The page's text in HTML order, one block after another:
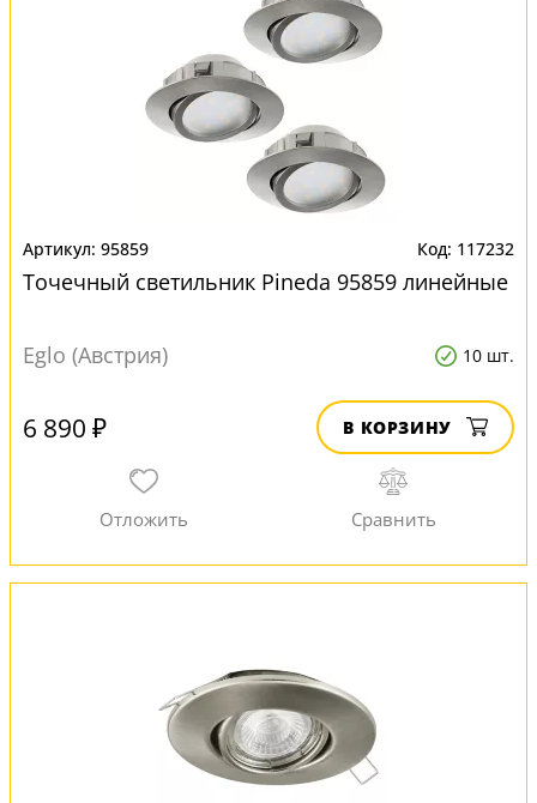
95859 117232
Точечный светильник Pineda 95859 линейные
Eglo (Австрия) 10 шт.
6 890 ₽ В КОРЗИНУ